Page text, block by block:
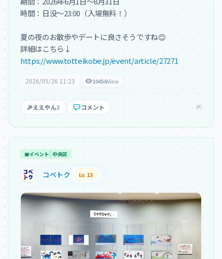
時間：日没〜23:00（入場無料！）
夏の夜のお散歩やデートに良さそうですね😊
https://www.totteikobe.jp/event/article/27271
2026/05/26 11:23 10456View
🎉ええやん3 コメント
📅イベント 中央区
コベトク Lv. 13